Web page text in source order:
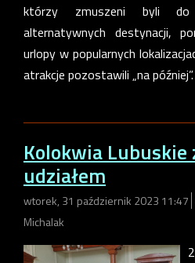
którzy zmuszeni byli do
alternatywnych destynacji,
urlopy w popularnych
atrakcje pozostawili „na później”.
Kolokwia Lubuskie
udziałem
wtorek, 31 październik 2023 11:47
Michalak